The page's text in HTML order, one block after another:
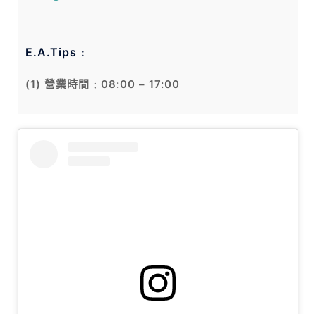
E.A.Tips﹕
(1) 營業時間﹕08:00 – 17:00